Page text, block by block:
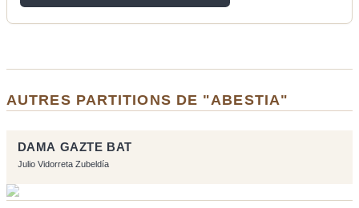
AUTRES PARTITIONS DE "ABESTIA"
DAMA GAZTE BAT
Julio Vidorreta Zubeldía